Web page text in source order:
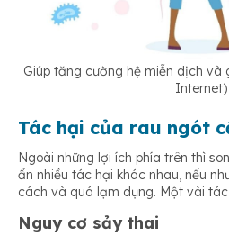
Giúp tăng cường hệ miễn dịch và
Internet)
Tác hại của rau ngót
Ngoài những lợi ích phía trên thì
ẩn nhiều tác hại khác nhau, nếu
cách và quá lạm dụng. Một vài
Nguy cơ sảy thai